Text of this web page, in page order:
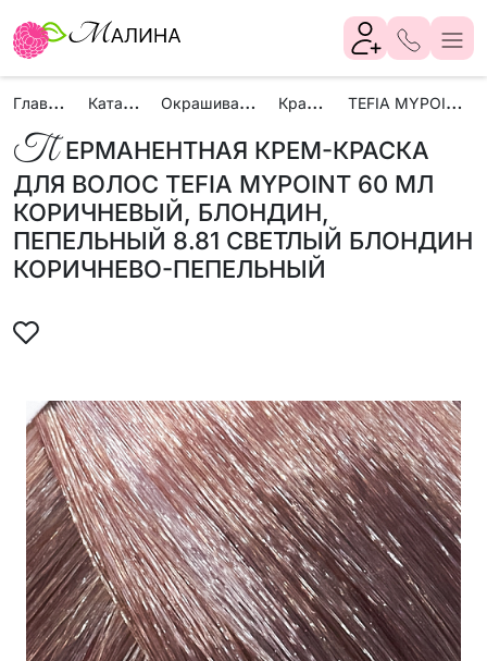
Г
лавная К
аталог О
крашивание К
раски T
EFIA MYPOINT
П ЕРМАНЕНТНАЯ КРЕМ-КРАСКА
ДЛЯ ВОЛОС TEFIA MYPOINT 60 МЛ
КОРИЧНЕВЫЙ, БЛОНДИН,
ПЕПЕЛЬНЫЙ 8.81 СВЕТЛЫЙ БЛОНДИН
КОРИЧНЕВО-ПЕПЕЛЬНЫЙ